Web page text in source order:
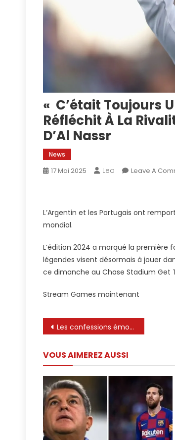
« C’était Toujours
Réfléchit À La
D’Al Nassr
News
17 Mai 2025 Leo Leave A
L’Argentin et les Portugais ont
mondial.
L’édition 2024 a marqué la première
légendes visent désormais à jouer
ce dimanche au Chase Stadium Get
Stream Games maintenant
Navigation
l’article
Les confessions émouvantes de Lionel Messi sur son éternel rival Cristiano Ronaldo
VOUS AIMEREZ AUSSI